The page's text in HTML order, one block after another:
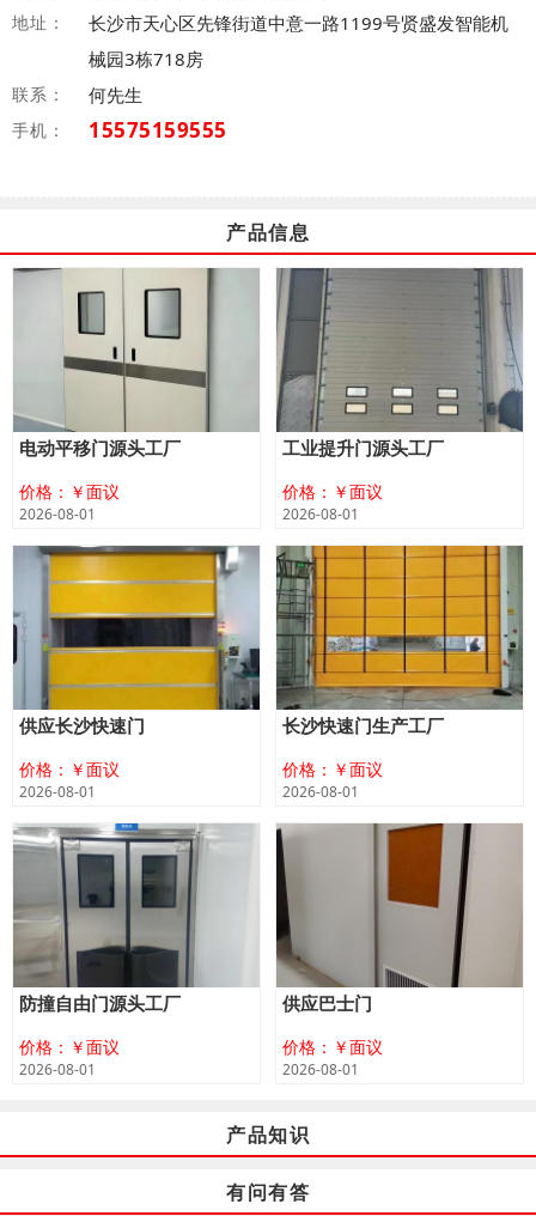
地址：
长沙市天心区先锋街道中意一路1199号贤盛发智能机
械园3栋718房
联系： 何先生
手机： 15575159555
产品信息
电动平移门源头工厂
价格：￥面议
2026-08-01
工业提升门源头工厂
价格：￥面议
2026-08-01
供应长沙快速门
价格：￥面议
2026-08-01
长沙快速门生产工厂
价格：￥面议
2026-08-01
防撞自由门源头工厂
价格：￥面议
2026-08-01
供应巴士门
价格：￥面议
2026-08-01
产品知识
有问有答